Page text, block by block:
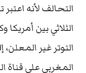
التحالف لأنه
الثلاثي بين
التوتر غير
المغربي على قناة